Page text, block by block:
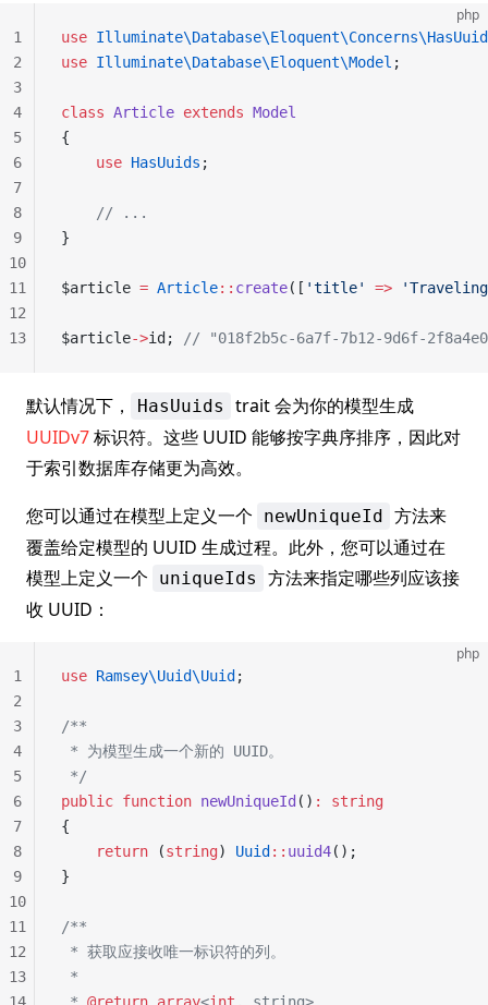
php
use
use Illuminate\Database\Eloquent\Model ;
class Article extends Model
{
    use
HasUuids ;
    // ...
}
$article = Article:: create([ 'title' =>
$article->id; // "018f2b5c-6a7f-7b12-9d6f-
1
2
3
4
5
6
7
8
9
10
11
12
13
默认情况下， HasUuids
trait 会为你的模型生成
UUIDv7标识符。这些 UUID 能够按字典序排序，因此对
于索引数据库存储更为高效。
您可以通过在模型上定义一个
newUniqueId 方法来
覆盖给定模型的 UUID 生成过程。此外，您可以通过在
模型上定义一个
uniqueIds
方法来指定哪些列应该接
收 UUID：
php
use Ramsey\Uuid\Uuid ;
/**
* 为模型生成一个新的 UUID。
*/
public function newUniqueId () :
string
{
    return
(string) Uuid :: uuid4();
}
/**
* 获取应接收唯一标识符的列。
*
1
2
3
4
5
6
7
8
9
10
11
12
13